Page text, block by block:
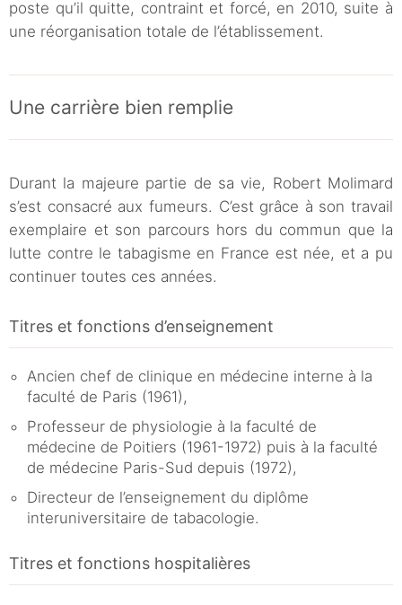
poste qu’il quitte, contraint et forcé, en 2010, suite à
une réorganisation totale de l’établissement.
Une carrière bien remplie
Durant la majeure partie de sa vie, Robert Molimard
s’est consacré aux fumeurs. C’est grâce à son travail
exemplaire et son parcours hors du commun que la
lutte contre le tabagisme en France est née, et a pu
continuer toutes ces années.
Titres et fonctions d’enseignement
Ancien chef de clinique en médecine interne à la
faculté de Paris (1961),
Professeur de physiologie à la faculté de
médecine de Poitiers (1961-1972) puis à la faculté
de médecine Paris-Sud depuis (1972),
Directeur de l’enseignement du diplôme
interuniversitaire de tabacologie.
Titres et fonctions hospitalières